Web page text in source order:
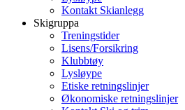
Kontakt Skianlegg
Skigruppa
Treningstider
Lisens/Forsikring
Klubbtøy
Lysløype
Etiske retningslinjer
Økonomiske retningslinjer